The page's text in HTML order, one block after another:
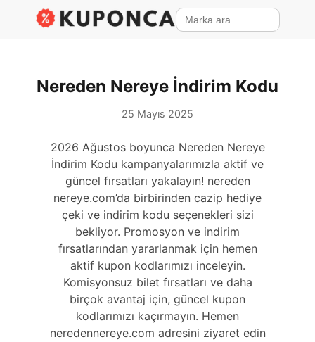
Nereden Nereye İndirim Kodu
25 Mayıs 2025
2026 Ağustos boyunca Nereden Nereye
İndirim Kodu kampanyalarımızla aktif ve
güncel fırsatları yakalayın! nereden
nereye.com’da birbirinden cazip hediye
çeki ve indirim kodu seçenekleri sizi
bekliyor. Promosyon ve indirim
fırsatlarından yararlanmak için hemen
aktif kupon kodlarımızı inceleyin.
Komisyonsuz bilet fırsatları ve daha
birçok avantaj için, güncel kupon
kodlarımızı kaçırmayın. Hemen
neredennereye.com adresini ziyaret edin